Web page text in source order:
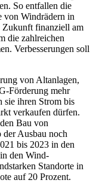
So entfallen die
von Windrädern in
Zukunft finanziell am
die zahlreichen
Verbesserungen soll
von Altanlagen,
Förderung mehr
sie ihren Strom bis
verkaufen dürfen.
Bau von
Ausbau noch
bis 2023 in den
den Wind-
Standorte in
auf 20 Prozent.